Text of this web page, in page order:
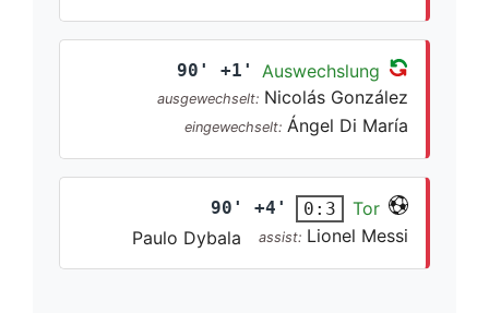
90' +1' Auswechslung
ausgewechselt: Nicolás González
eingewechselt: Ángel Di María
90' +4' 0:3
Tor
Paulo Dybala
assist: Lionel Messi